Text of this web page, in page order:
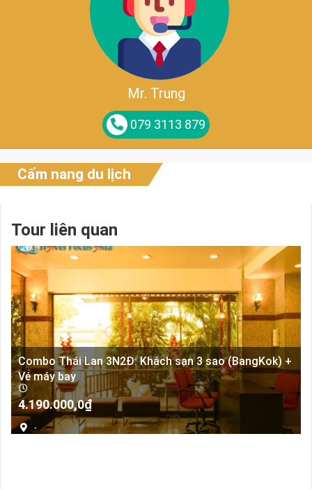
Mr. Trung
079 3113 879
Cẩm nang du lịch
Tour liên quan
Combo Thái Lan 3N2Đ: Khách sạn 3 sao (BangKok) +
Vé máy bay
4.190.000,0₫
-